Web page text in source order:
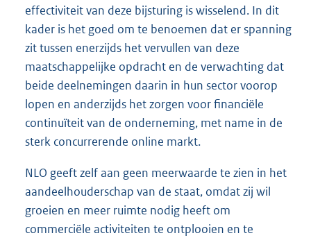
effectiviteit van deze bijsturing is wisselend. In dit
kader is het goed om te benoemen dat er spanning
zit tussen enerzijds het vervullen van deze
maatschappelijke opdracht en de verwachting dat
beide deelnemingen daarin in hun sector voorop
lopen en anderzijds het zorgen voor financiële
continuïteit van de onderneming, met name in de
sterk concurrerende online markt.
NLO geeft zelf aan geen meerwaarde te zien in het
aandeelhouderschap van de staat, omdat zij wil
groeien en meer ruimte nodig heeft om
commerciële activiteiten te ontplooien en te